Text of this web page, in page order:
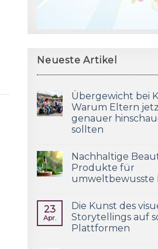
Neueste Artikel
Übergewicht bei
Warum Eltern
genauer
sollten
Nachhaltige
Produkte für
umweltbewusste
23
Apr.
Die Kunst des
Storytellings auf
Plattformen